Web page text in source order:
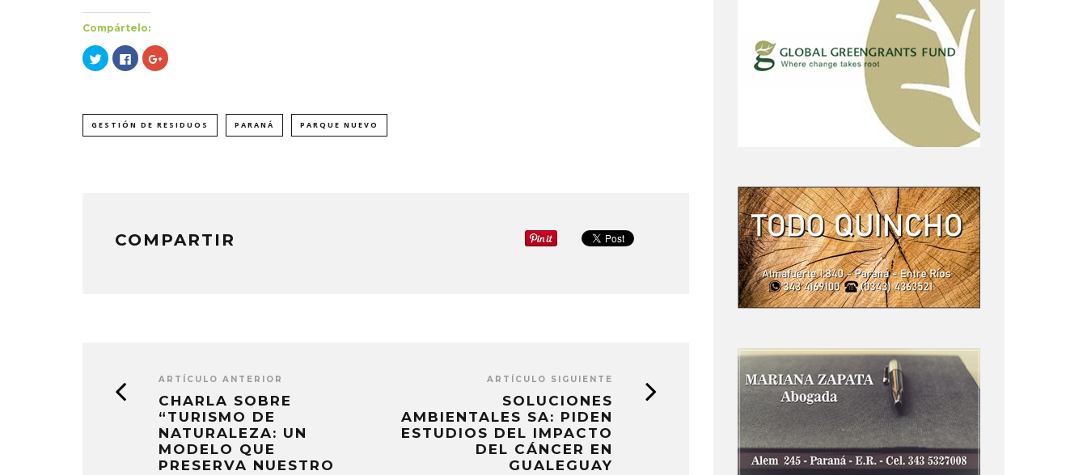
Compártelo:
Haz
clic
para
(Se
abre
en
Haz
clic
para
(Se
abre
en
Haz
clic
(Se
abre
en
GESTIÓN DE RESIDUOS PARANÁ PARQUE NUEVO
COMPARTIR
ARTÍCULO ANTERIOR
CHARLA SOBRE
“TURISMO DE
NATURALEZA: UN
MODELO QUE
PRESERVA NUESTRO
ARTÍCULO SIGUIENTE
SOLUCIONES
AMBIENTALES SA: PIDEN
ESTUDIOS DEL IMPACTO
DEL CÁNCER EN
GUALEGUAY